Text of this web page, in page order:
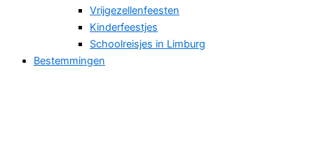
Vrijgezellenfeesten
Kinderfeestjes
Schoolreisjes in Limburg
Bestemmingen